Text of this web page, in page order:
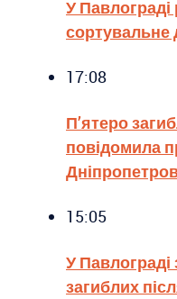
У
сортувальне
17:08
П’ятеро
повідомила
15:05
У Павлограді
загиблих